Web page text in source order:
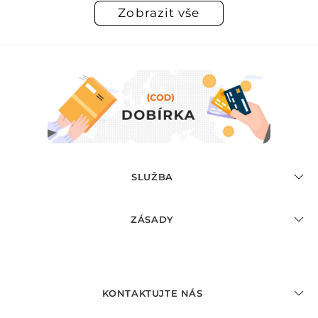
Zobrazit vše
SLUŽBA
ZÁSADY
KONTAKTUJTE NÁS